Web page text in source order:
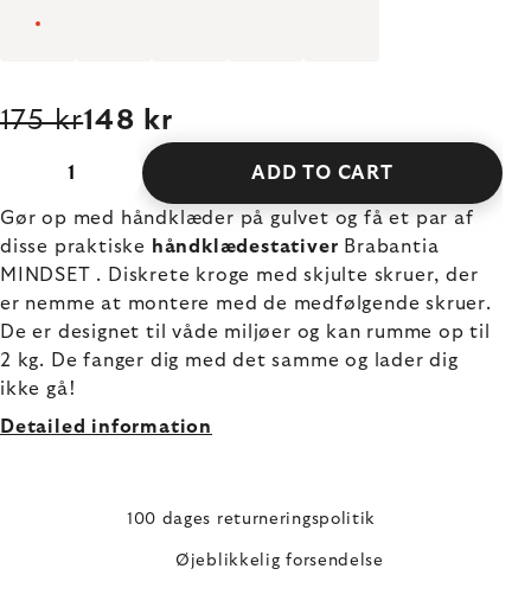
175 kr148 kr
ADD TO CART
Gør op med håndklæder på gulvet og få et par af
disse praktiske
håndklædestativer Brabantia
MINDSET . Diskrete kroge med skjulte skruer, der
er nemme at montere med de medfølgende skruer.
De er designet til våde miljøer og kan rumme op til
2 kg. De fanger dig med det samme og lader dig
ikke gå!
Detailed information
100 dages returneringspolitik
Øjeblikkelig forsendelse